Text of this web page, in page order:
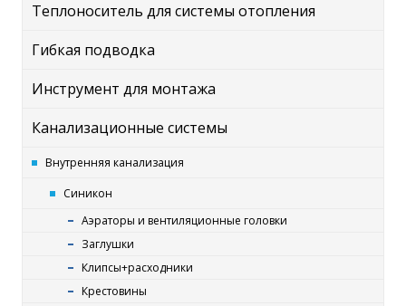
Теплоноситель для системы отопления
Гибкая подводка
Инструмент для монтажа
Канализационные системы
Внутренняя канализация
Синикон
Аэраторы и вентиляционные головки
Заглушки
Клипсы+расходники
Крестовины